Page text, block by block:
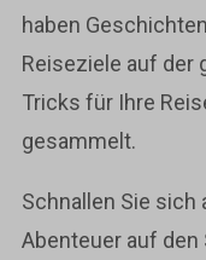
haben
Reiseziele auf der
Tricks für Ihre
gesammelt.
Schnallen Sie sich
Abenteuer auf